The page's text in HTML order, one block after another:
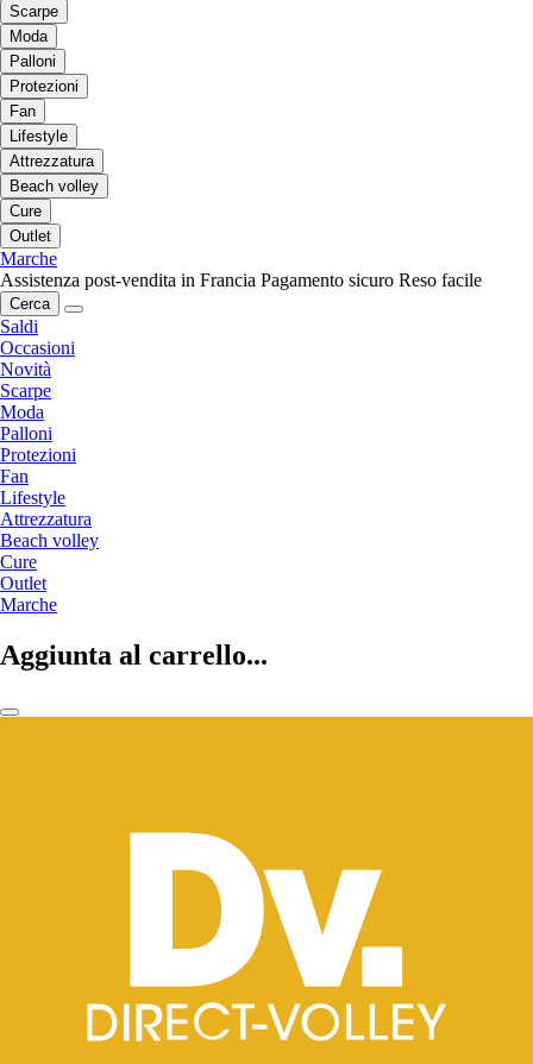
Scarpe
Moda
Palloni
Protezioni
Fan
Lifestyle
Attrezzatura
Beach volley
Cure
Outlet
Marche
Assistenza post-vendita in Francia Pagamento sicuro Reso facile
Cerca
Saldi
Occasioni
Novità
Scarpe
Moda
Palloni
Protezioni
Fan
Lifestyle
Attrezzatura
Beach volley
Cure
Outlet
Marche
Aggiunta al carrello...